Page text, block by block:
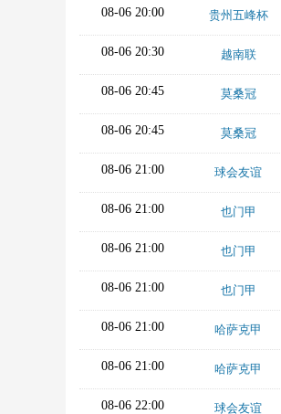
08-06 20:00 贵州五峰杯
08-06 20:30 越南联
08-06 20:45 莫桑冠
08-06 20:45 莫桑冠
08-06 21:00 球会友谊
08-06 21:00 也门甲
08-06 21:00 也门甲
08-06 21:00 也门甲
08-06 21:00 哈萨克甲
08-06 21:00 哈萨克甲
08-06 22:00 球会友谊